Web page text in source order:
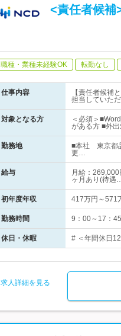
<責任者候補
職種・業種未経験OK 転勤なし
仕事内容
【責任者候補
担当していただ
対象となる方
＜必須＞
がある方 ■外
勤務地
■本社 東京都
更…
給与
月給：
ヶ月あり(待遇
初年度年収 417万円～571
勤務時間 9：00～17：
休日・休暇 # ＜年間休日
求人詳細を見る